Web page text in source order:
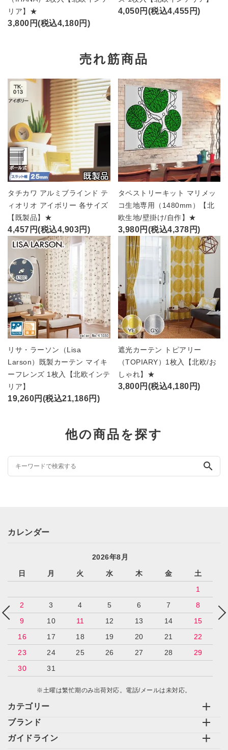
リア】★
3,800円(税込4,180円)
4,050円(税込4,455円)
売れ筋商品
タチカワ アルミブラインド テ
ィオリオ アイボリー 各サイズ
【既製品】★
4,457円(税込4,903円)
タペストリーキット マリメッ
コ生地専用（1480mm）【北
欧生地/壁掛け/自作】★
3,980円(税込4,378円)
リサ・ラーソン（Lisa
Larson）既製カーテン マイキ
ーフレンズ 1枚入【北欧インテ
リア】
19,260円(税込21,186円)
遮光カーテン トピアリー
（TOPIARY）1枚入【北欧/お
しゃれ】★
3,800円(税込4,180円)
他の商品を探す
search
カテゴリー
ブランド
ガイドライン
カレンダー
2026年8月
日
月 火 水 木 金
土
1
2
3 4 5 6 7
8
9
10 11 12 13 14
15
16
17 18 19 20 21
22
23
24 25 26 27 28
29
30
31
※土曜は繁忙期のみ出荷対応。電話/メールは未対応。